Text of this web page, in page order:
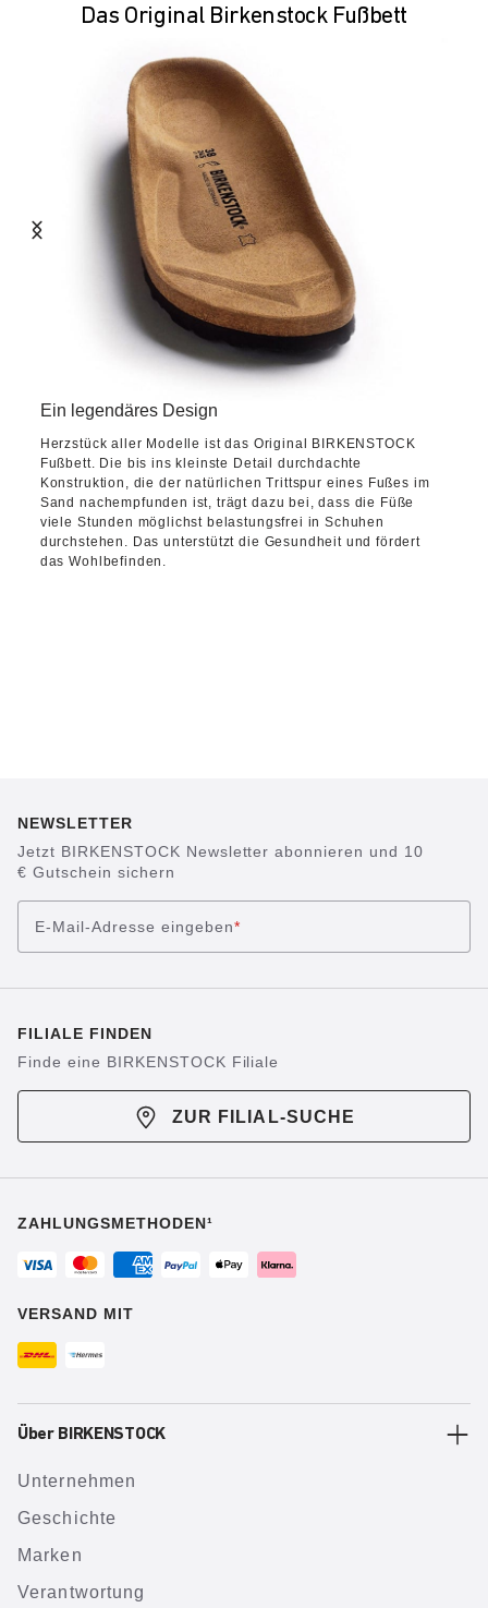
Das Original Birkenstock Fußbett
Ein legendäres Design
Herzstück aller Modelle ist das Original BIRKENSTOCK
Fußbett. Die bis ins kleinste Detail durchdachte
Konstruktion, die der natürlichen Trittspur eines Fußes im
Sand nachempfunden ist, trägt dazu bei, dass die Füße
viele Stunden möglichst belastungsfrei in Schuhen
durchstehen. Das unterstützt die Gesundheit und fördert
das Wohlbefinden.
NEWSLETTER
Jetzt BIRKENSTOCK Newsletter abonnieren und 10
€ Gutschein sichern
E-Mail-Adresse eingeben*
FILIALE FINDEN
Finde eine BIRKENSTOCK Filiale
ZUR FILIAL-SUCHE
ZAHLUNGSMETHODEN¹
VERSAND MIT
Über BIRKENSTOCK
Unternehmen
Geschichte
Marken
Verantwortung